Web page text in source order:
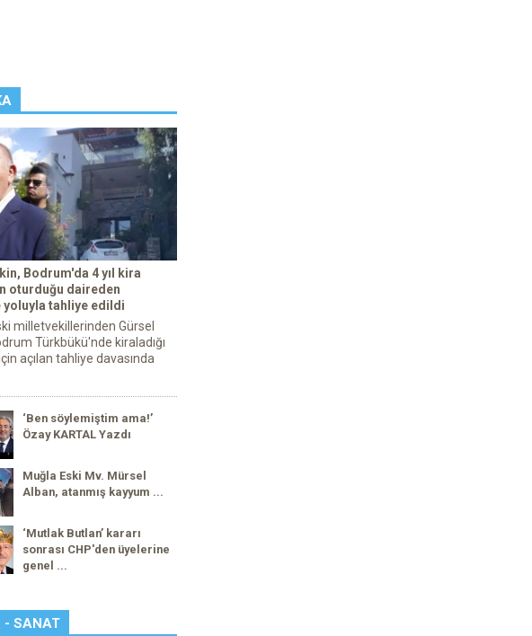
Bodrum'da 4 yıl kira
oturduğu daireden
yoluyla tahliye edildi
milletvekillerinden Gürsel
Türkbükü'nde kiraladığı
açılan tahliye davasında
‘Ben söylemiştim ama!’
Özay KARTAL Yazdı
Muğla Eski Mv. Mürsel
Alban, atanmış kayyum ...
‘Mutlak Butlan’ kararı
sonrası CHP'den üyelerine
genel ...
- SANAT